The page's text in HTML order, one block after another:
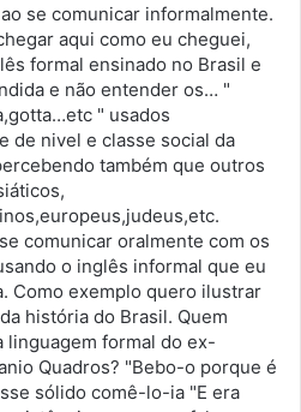
se comunicar informalmente.
aqui como eu cheguei,
formal ensinado no Brasil e
e não entender os… "
" usados
de nivel e classe social da
também que outros
comunicar oralmente com os
o inglês informal que eu
Como exemplo quero ilustrar
história do Brasil. Quem
linguagem formal do ex-
Quadros? "Bebo-o porque é
sólido comê-lo-ia "E era